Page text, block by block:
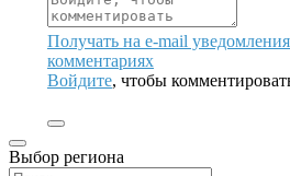
Получать на e‑mail
комментариях
Войдите, чтобы
Выбор региона